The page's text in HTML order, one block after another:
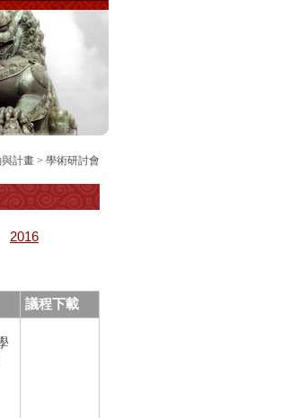
計畫 > 學術研討會
2016
議程下載